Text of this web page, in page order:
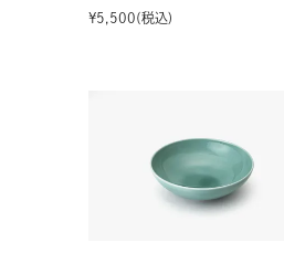
¥5,500 税込